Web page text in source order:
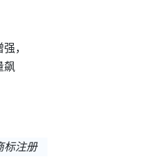
，
飙
标注册